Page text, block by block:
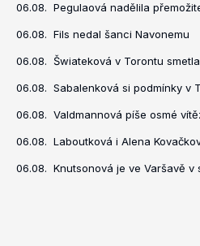
06.08. Pegulaová nadělila
06.08. Fils nedal šanci Navonemu
06.08. Šwiateková v Torontu
06.08. Sabalenková si podmínky v
06.08. Valdmannová píše osmé
06.08. Laboutková i Alena
06.08. Knutsonová je ve Varšavě v